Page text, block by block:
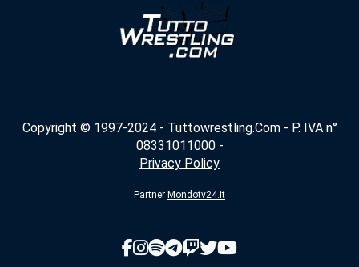
Copyright © 1997-2024 - Tuttowrestling.Com - P. IVA n°
08331011000 -
Privacy Policy
Partner Mondotv24.it